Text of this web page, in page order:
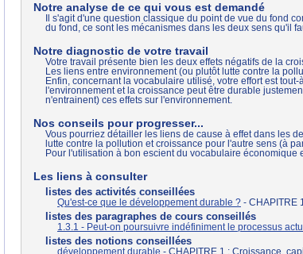
Notre analyse de ce qui vous est demandé
Il s'agit d'une question classique du point de vue du fond
du fond, ce sont les mécanismes dans les deux sens qu'il
Notre diagnostic de votre travail
Votre travail présente bien les deux effets négatifs de la
Les liens entre environnement (ou plutôt lutte contre la
Enfin, concernant la vocabulaire utilisé, votre effort est
l'environnement et la croissance peut être durable
n'entrainent) ces effets sur l'environnement.
Nos conseils pour progresser...
Vous pourriez détailler les liens de cause à effet dans les
lutte contre la pollution et croissance pour l'autre sens (à
Pour l'utilisation à bon escient du vocabulaire
Les liens à consulter
listes des activités conseillées
Qu'est-ce que le développement durable ? - CHAPITRE
listes des paragraphes de cours conseillés
1.3.1 - Peut-on poursuivre indéfiniment le processus
listes des notions conseillées
développement durable - CHAPITRE 1 : Croissance,